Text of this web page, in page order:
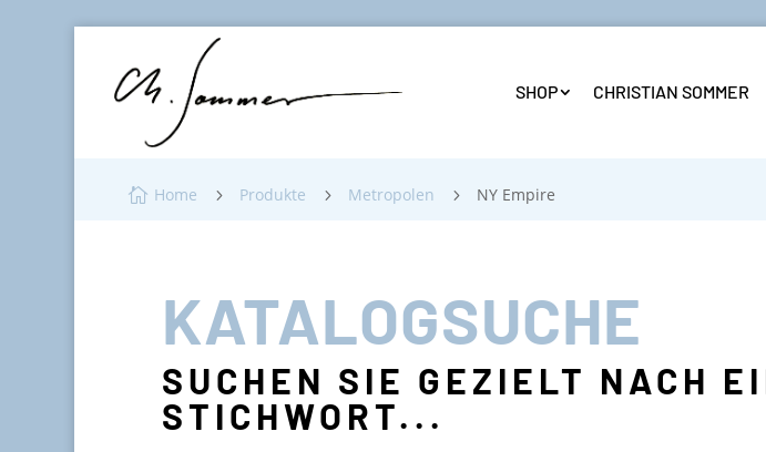
SHOP CHRISTIAN SOMMER
 Home 5 Produkte 5 Metropolen 5 NY Empire
KATALOGSUCHE
SUCHEN SIE GEZIELT NACH
STICHWORT...